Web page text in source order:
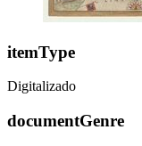
itemType
Digitalizado
documentGenre